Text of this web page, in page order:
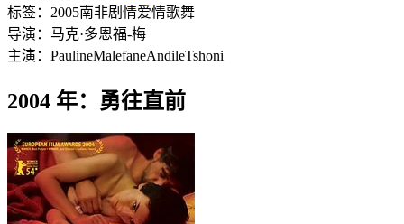
标签： 2005南非剧情爱情歌舞
导演： 马克·多恩福-梅
主演： PaulineMalefaneAndileTshoni
2004 年：勇往直前